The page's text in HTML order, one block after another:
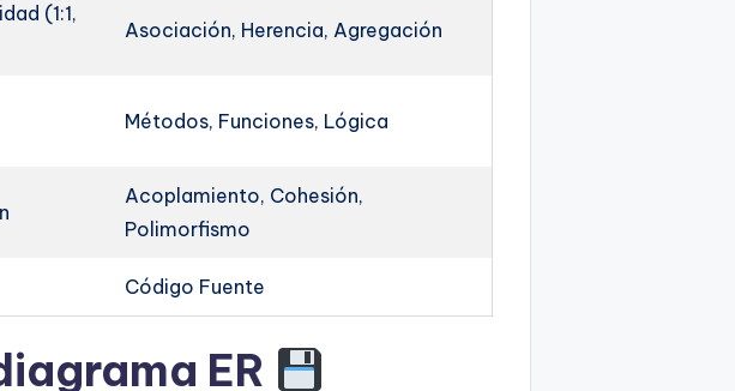
(1:1,
Asociación, Herencia, Agregación
Métodos, Funciones, Lógica
Acoplamiento, Cohesión,
Polimorfismo
Código Fuente
ER